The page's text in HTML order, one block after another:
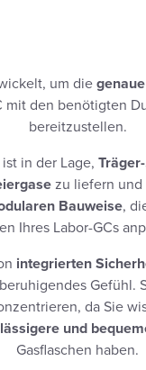
um die
mit den benötigten
bereitzustellen.
in der Lage,
zu liefern
Bauweise,
Ihres Labor-GCs
integrierten
Gefühl.
da Sie
und
Gasflaschen haben.